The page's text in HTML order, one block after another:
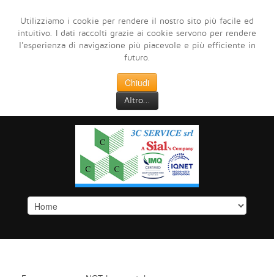
Utilizziamo i cookie per rendere il nostro sito più facile ed
intuitivo. I dati raccolti grazie ai cookie servono per rendere
l'esperienza di navigazione più piacevole e più efficiente in
futuro.
Chiudi
Altro...